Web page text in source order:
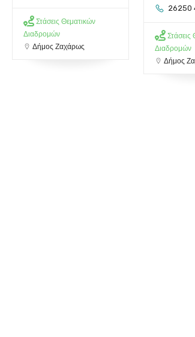
Στάσεις Θεματικών
Διαδρομών
Δήμος Ζαχάρως
26250
Στάσεις
Διαδρομών
Δήμος